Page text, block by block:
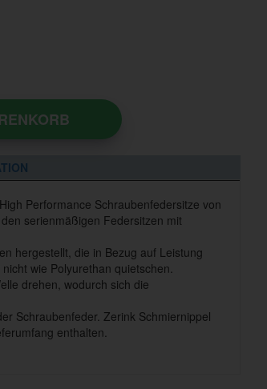
Performance Schraubenfedersitze von
serienmäßigen Federsitzen mit
hergestellt, die in Bezug auf Leistung
wie Polyurethan quietschen.
drehen, wodurch sich die
Schraubenfeder. Zerink Schmiernippel
enthalten.